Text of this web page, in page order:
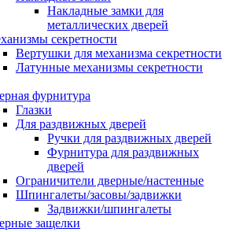
Накладные замки для
металлических дверей
секретности
Вертушки для механизма секретности
Латунные механизмы секретности
фурнитура
Глазки
Для раздвижных дверей
Ручки для раздвижных дверей
Фурнитура для раздвижных
дверей
Ограничители дверные/настенные
Шпингалеты/засовы/задвижки
Задвижки/шпингалеты
защелки